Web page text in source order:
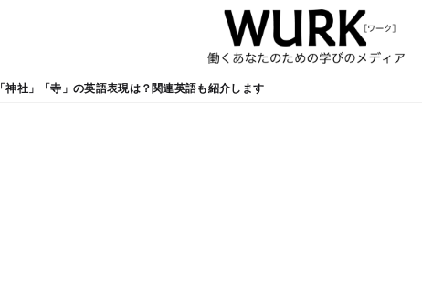
「神社」「寺」の英語表現は？関連英語も紹介します